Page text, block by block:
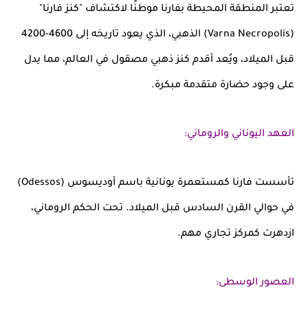
تعتبر المنطقة المحيطة بفارنا موطنًا لاكتشاف "كنز فارنا"
(Varna Necropolis) الذهبي، الذي يعود تاريخه إلى 4600-4200
قبل الميلاد، ويُعد أقدم كنز ذهبي مصقول في العالم، مما يدل
على وجود حضارة متقدمة مبكرة.
العهد اليوناني والروماني:
تأسست فارنا كمستعمرة يونانية باسم أوديسوس (Odessos)
في حوالي القرن السادس قبل الميلاد. تحت الحكم الروماني،
ازدهرت كمركز تجاري مهم.
العصور الوسطى: